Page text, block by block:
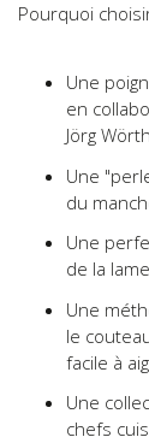
Pourquoi
Une
en
Jörg
Une
du
Une
de la
Une
le
facile à
Une
chefs